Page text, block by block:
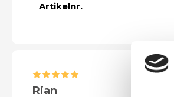
Artikelnr.
Rian